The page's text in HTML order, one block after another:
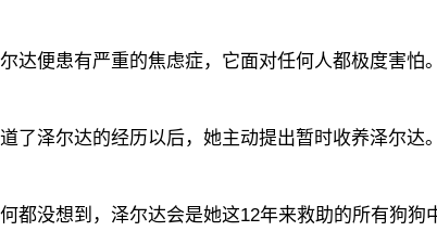
达便患有严重的焦虑症，它面对任何人都极度害怕。
了泽尔达的经历以后，她主动提出暂时收养泽尔达。
都没想到，泽尔达会是她这12年来救助的所有狗狗